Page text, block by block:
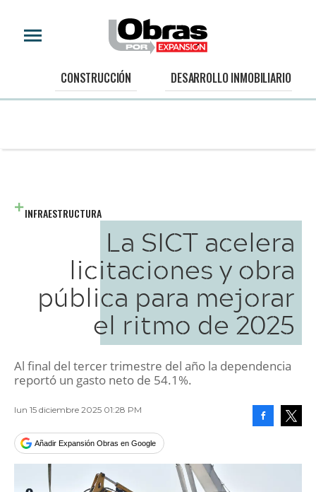
CONSTRUCCIÓN DESARROLLO INMOBILIARIO
INFRAESTRUCTURA
La SICT acelera
licitaciones y obra
pública para mejorar
el ritmo de 2025
Al final del tercer trimestre del año la dependencia
reportó un gasto neto de 54.1%.
lun 15 diciembre 2025 01:28 PM
Añadir Expansión Obras en Google